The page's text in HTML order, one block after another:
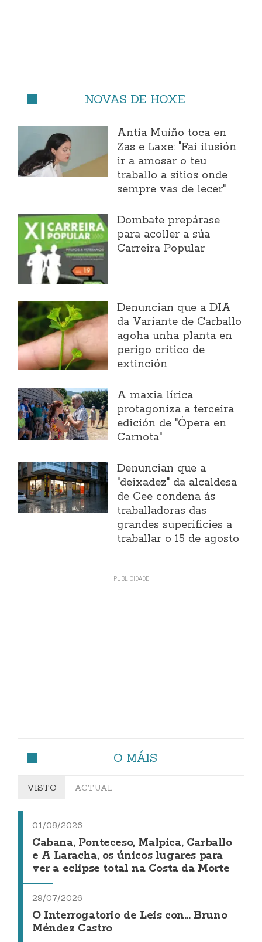
NOVAS DE HOXE
Antía Muíño toca en
Zas e Laxe: "Fai ilusión
ir a amosar o teu
traballo a sitios onde
sempre vas de lecer"
Dombate prepárase
para acoller a súa
Carreira Popular
Denuncian que a DIA
da Variante de Carballo
agoha unha planta en
perigo crítico de
extinción
A maxia lírica
protagoniza a terceira
edición de "Ópera en
Carnota"
Denuncian que a
"deixadez" da alcaldesa
de Cee condena ás
traballadoras das
grandes superificies a
traballar o 15 de agosto
O MÁIS
VISTO ACTUAL
01/08/2026
Cabana, Ponteceso, Malpica, Carballo
e A Laracha, os únicos lugares para
ver a eclipse total na Costa da Morte
29/07/2026
O Interrogatorio de Leis con... Bruno
Méndez Castro